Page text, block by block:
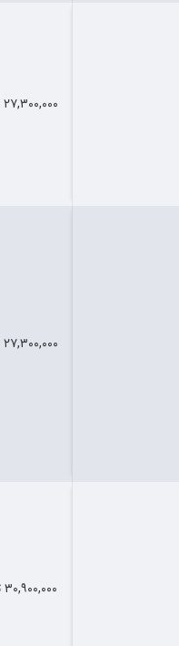
۲۷,۳۰۰,۰۰۰ تومان
۲۷,۳۰۰,۰۰۰ تومان
۳۰,۹۰۰,۰۰۰ تومان